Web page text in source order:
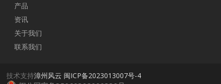
产品
资讯
关于我们
联系我们
技术支持漳州风云 闽ICP备2023013007号-4